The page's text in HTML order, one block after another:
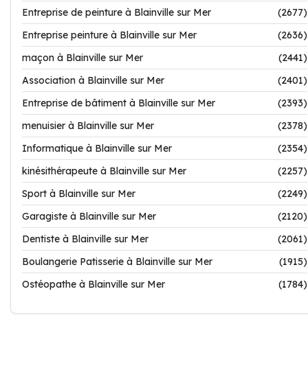
Entreprise de peinture à Blainville sur Mer
(2677)
Entreprise peinture à Blainville sur Mer
(2636)
maçon à Blainville sur Mer
(2441)
Association à Blainville sur Mer
(2401)
Entreprise de bâtiment à Blainville sur Mer
(2393)
menuisier à Blainville sur Mer
(2378)
Informatique à Blainville sur Mer
(2354)
kinésithérapeute à Blainville sur Mer
(2257)
Sport à Blainville sur Mer
(2249)
Garagiste à Blainville sur Mer
(2120)
Dentiste à Blainville sur Mer
(2061)
Boulangerie Patisserie à Blainville sur Mer
(1915)
Ostéopathe à Blainville sur Mer
(1784)